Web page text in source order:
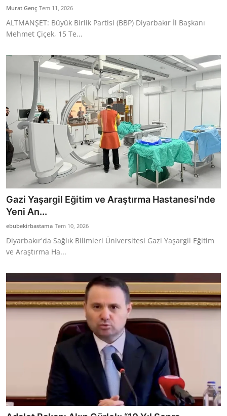
Murat Genç Tem 11, 2026
ALTMANŞET: Büyük Birlik Partisi (BBP) Diyarbakır İl Başkanı
Mehmet Çiçek, 15 Te...
Gazi Yaşargil Eğitim ve Araştırma Hastanesi'nde
Yeni An...
ebubekirbastama Tem 10, 2026
Diyarbakır'da Sağlık Bilimleri Üniversitesi Gazi Yaşargil Eğitim
ve Araştırma Ha...